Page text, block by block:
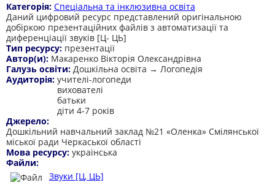
Категорія: Спеціальна та інклюзивна освіта
Даний цифровий ресурс представлений оригінальною
добіркою презентаційних файлів з автоматизації та
диференціації звуків [Ц- ЦЬ]
Тип ресурсу: презентації
Автор(и): Макаренко Вікторія Олександрівна
Галузь освіти: Дошкільна освіта → Логопедія
Аудиторія: учителі-логопеди
вихователі
батьки
діти 4-7 років
Джерело:
Дошкільний навчальний заклад №21 «Оленка» Смілянської
міської ради Черкаської області
Мова ресурсу: українська
Файли:
Звуки [Ц, ЦЬ]